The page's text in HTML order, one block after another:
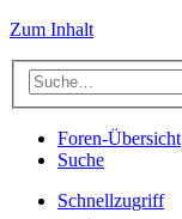
Zum Inhalt
Foren-Übersicht
Suche
Schnellzugriff